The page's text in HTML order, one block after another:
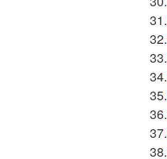
31.
32.
33.
34.
35.
36.
37.
38.